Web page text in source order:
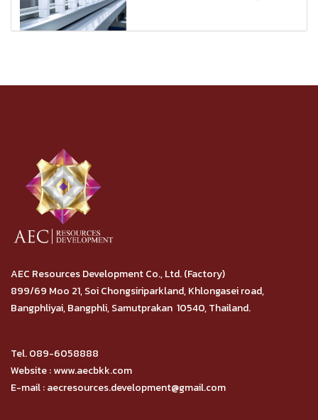
AEC Resources Development Co., Ltd. (Factory)
899/69 Moo 21, Soi Chongsiriparkland, Khlongasei road,
Bangphliyai, Bangphli, Samutprakan 10540, Thailand.
Tel. 089-6058888
Website : www.aecbkk.com
E-mail : aecresources.development@gmail.com